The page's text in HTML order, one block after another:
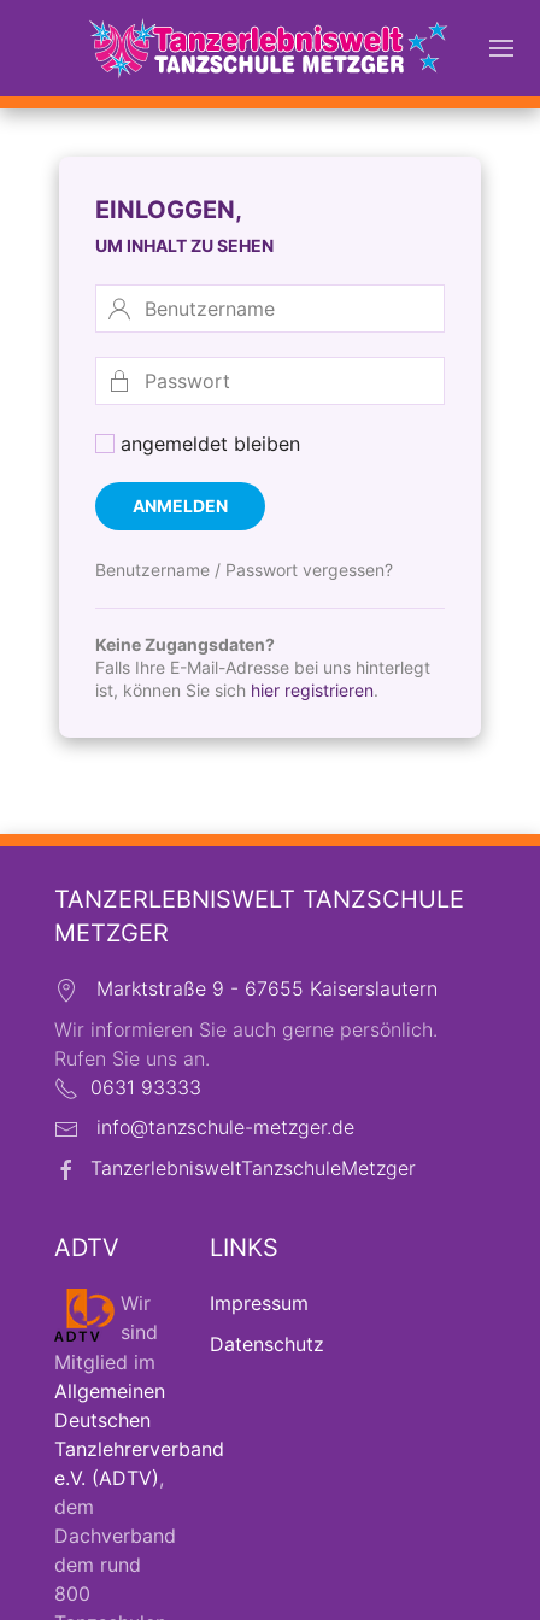
EINLOGGEN,
UM INHALT ZU SEHEN
angemeldet bleiben
ANMELDEN
Benutzername / Passwort vergessen?
Keine Zugangsdaten?
Falls Ihre E-Mail-Adresse bei uns hinterlegt
ist, können Sie sich hier registrieren.
TANZERLEBNISWELT TANZSCHULE
METZGER
Marktstraße 9 - 67655 Kaiserslautern
Wir informieren Sie auch gerne persönlich.
Rufen Sie uns an.
0631 93333
info@tanzschule-metzger.de
TanzerlebnisweltTanzschuleMetzger
ADTV
Wir
sind
Mitglied im
Allgemeinen
Deutschen
Tanzlehrerverband
e.V. (ADTV) ,
dem
Dachverband
dem rund
800
LINKS
Impressum
Datenschutz